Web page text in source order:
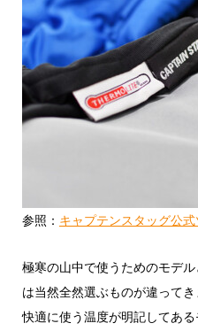
参照： キャプテンスタッグ公
極寒の山中で使うためのモデ
は当然全然選ぶものが違ってき
快適に使う温度が明記してあ